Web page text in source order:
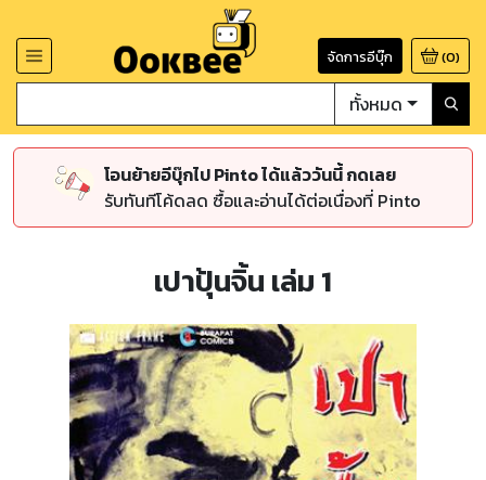
จัดการอีบุ๊ก (0)
ทั้งหมด
โอนย้ายอีบุ๊กไป Pinto ได้แล้ววันนี้ กดเลย
รับทันทีโค้ดลด ซื้อและอ่านได้ต่อเนื่องที่ Pinto
เปาปุ้นจิ้น เล่ม 1